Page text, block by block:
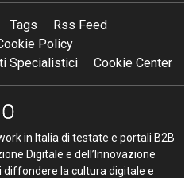
Tags
Rss Feed
Policy
Specialistici
Cookie Center
in Italia di testate e portali B2B
Digitale e dell’Innovazione
diffondere la cultura digitale e